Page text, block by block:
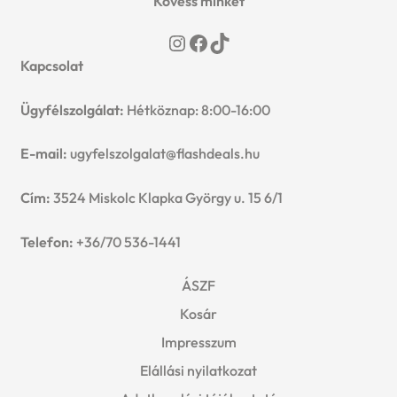
Instagram
Facebook
TikTok
Kapcsolat
Ügyfélszolgálat: Hétköznap: 8:00-16:00
E-mail: ugyfelszolgalat@flashdeals.hu
Cím: 3524 Miskolc Klapka György u. 15 6/1
Telefon: +36/70 536-1441
ÁSZF
Kosár
Impresszum
Elállási nyilatkozat